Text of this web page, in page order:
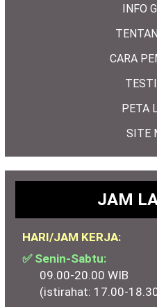
INFO
CARA
PETA
SITE
JAM
HARI/JAM KERJA:
✅ Senin-Sabtu:
09.00-20.00 WIB
(istirahat: 17.00-